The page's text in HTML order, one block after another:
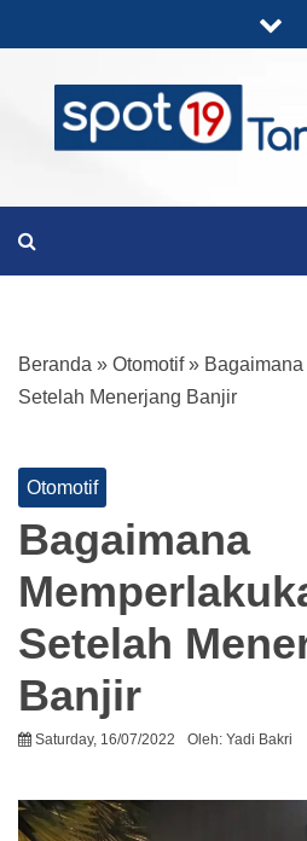
to
content
Beranda » Otomotif»
Setelah Menerjang Banjir
Otomotif
Bagaimana
Setelah
Banjir
Saturday, 16/07/2022 Oleh: Yadi Bakri